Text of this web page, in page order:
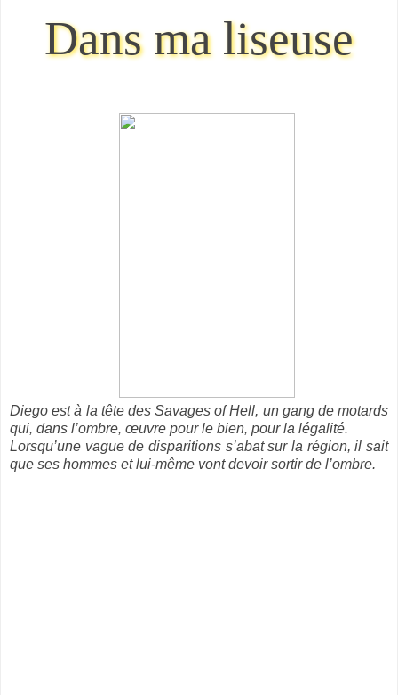
Dans ma liseuse
Diego est à la tête des Savages of Hell, un gang de motards
qui, dans l’ombre, œuvre pour le bien, pour la légalité.
Lorsqu’une vague de disparitions s’abat sur la région, il sait
que ses hommes et lui-même vont devoir sortir de l’ombre.